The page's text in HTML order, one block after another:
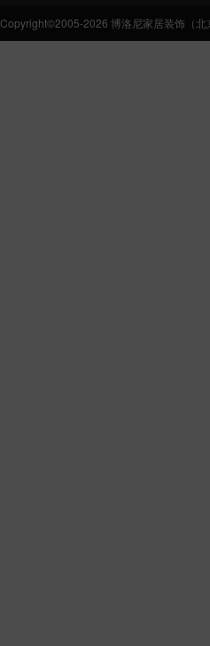
Copyright©2005-2026 博洛尼家居装饰（